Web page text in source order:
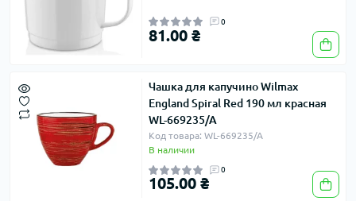
0
81.00 ₴
Чашка для капучино Wilmax
England Spiral Red 190 мл красная
WL-669235/A
Код товара: WL-669235/A
В наличии
0
105.00 ₴